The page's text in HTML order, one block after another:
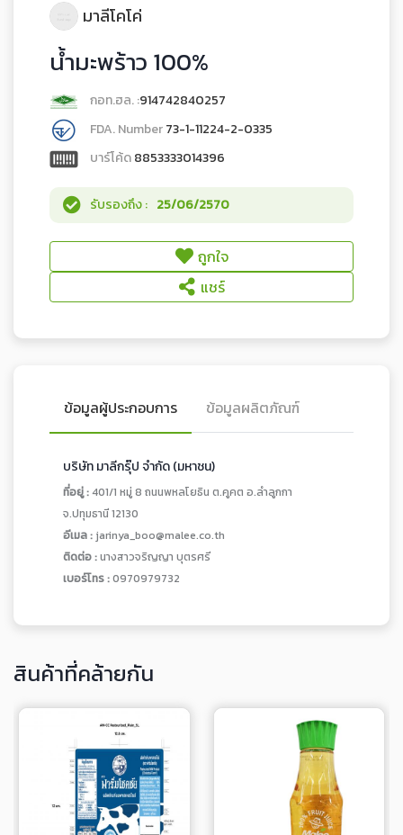
มาลีโคโค่
น้ำมะพร้าว 100%
กอท.ฮล. :914742840257
FDA. Number73-1-11224-2-0335
บาร์โค้ด8853333014396
รับรองถึง : 25/06/2570
ถูกใจ
แชร์
ข้อมูลผู้ประกอบการ ข้อมูลผลิตภัณฑ์
บริษัท มาลีกรุ๊ป จำกัด (มหาชน)
ที่อยู่ :401/1 หมู่ 8 ถนนพหลโยธิน ต.คูคต อ.ลำลูกกา
จ.ปทุมธานี 12130
อีเมล : jarinya_boo@malee.co.th
ติดต่อ :นางสาวจริญญา บุตรศรี
เบอร์โทร :0970979732
สินค้าที่คล้ายกัน